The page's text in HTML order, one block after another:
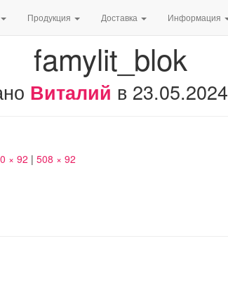
Продукция Доставка Информация
famylit_blok
Виталий в 23.05.2024
× 92 | 508 × 92